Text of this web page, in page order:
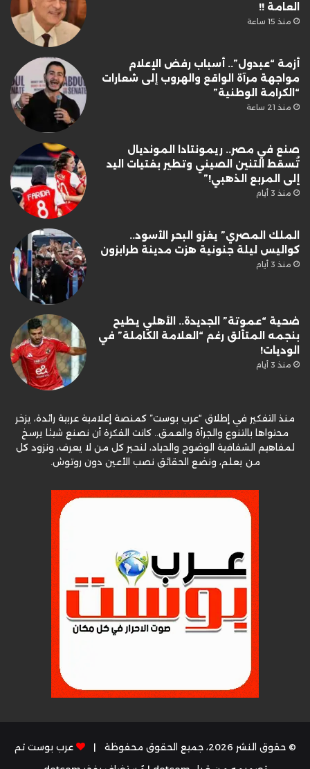
العامة !!
منذ 15 ساعة
أزمة “عبدول”.. أسباب رفض الإعلام
مواجهة مرآة الواقع والهروب إلى شعارات
“الكرامة الوطنية”
منذ 21 ساعة
صنع في مصر.. ريمونتادا المونديال
تُسقط التنين الصيني وتطير بفتيات اليد
إلى المربع الذهبي!”
منذ 3 أيام
الملك المصري” يغزو البحر الأسود..
كواليس ليلة جنونية هزت مدينة طرابزون
منذ 3 أيام
ضحية “عموتة” الجديدة.. الأهلي يطيح
بنجمه المتألق رغم “العلامة الكاملة” في
الوديات!
منذ 3 أيام
منذ التفكير في إطلاق “عرب بوست” كمنصة إعلامية عربية رائدة، يزخر
محتواها بالتنوع والجرأة والعمق.. كانت الفكرة أن نصنع شيئا يرسخ
لمفاهيم الشفافية الوضوح والحياد، لنحبر كل من لا يعرف، ونزود كل
من يعلم، ونضع الحقائق نصب الأعين دون روتوش.
© حقوق النشر 2026، جميع الحقوق محفوظة |
عرب بوست تم